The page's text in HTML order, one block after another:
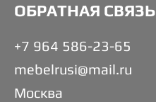
ОБРАТНАЯ СВЯЗЬ
+7 964 586-23-65
mebelrusi@mail.ru
Москва